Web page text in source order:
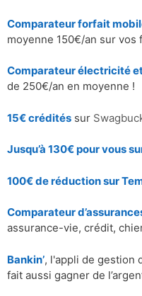
Comparateur forfait
moyenne 150€/an sur vos
Comparateur électricité
de 250€/an en moyenne !
15€ crédités sur
Jusqu’à 130€ pour vous
100€ de réduction sur
Comparateur
assurance-vie, crédit,
Bankin’, l'appli de gestion
fait aussi gagner de